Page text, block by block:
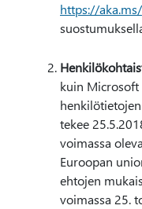
https://
kuin
tekee
voimassa
Euroopan
ehtojen
voimassa 25.